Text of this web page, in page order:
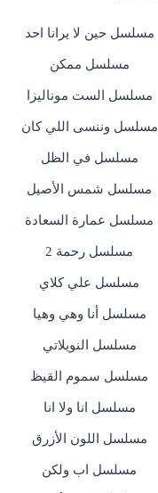
مسلسل حين لا يرانا احد
مسلسل ممكن
مسلسل الست موناليزا
مسلسل وننسى اللي كان
مسلسل في الظل
مسلسل شمس الأصيل
مسلسل عمارة السعادة
مسلسل رحمة 2
مسلسل علي كلاي
مسلسل أنا وهي وهيا
مسلسل النويلاتي
مسلسل سموم القيظ
مسلسل انا ولا انا
مسلسل اللون الأزرق
مسلسل اب ولكن